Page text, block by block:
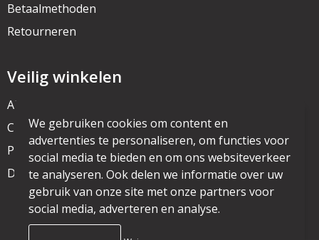
Betaalmethoden
Retourneren
Veilig winkelen
Algemene voorwaarden
Cookieverklaring
Privacyverklaring
Disclaimer
© Copyright mijnpromo.nl 2025
We gebruiken cookies om content en
advertenties te personaliseren, om functies voor
social media te bieden en om ons websiteverkeer
te analyseren. Ook delen we informatie over uw
gebruik van onze site met onze partners voor
social media, adverteren en analyse.